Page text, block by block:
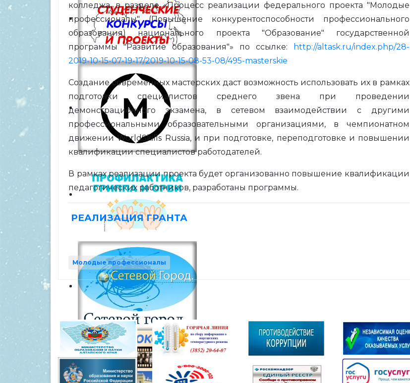
колледжа, в разделе «Процесс реализации федерального проекта "Молодые
профессионалы" (Повышение конкурентоспособности профессионального
образования) национального проекта "Образование" государственной
программы "Развитие образования"» по ссылке:
http://altask.ru/index.php/28-
2019-10-15-07-19-17/2019-10-15-08-53-08/495-masterskie
Создание современных мастерских даст возможность использовать их в рамках
подготовки специалистов среднего звена при проведении
демонстрационного экзамена, в сетевом взаимодействии с другими
профессиональными образовательными организациями, в чемпионатном
движении WorldSkills Russia, и при подготовке, переподготовке и повышении
квалификации специалистов работодателей.
В рамках реализации проекта будет организованно повышение квалификации
педагогических работников, разработаны программы.
РЕАЛИЗАЦИЯ ГРАНТА
Молодые профессионалы